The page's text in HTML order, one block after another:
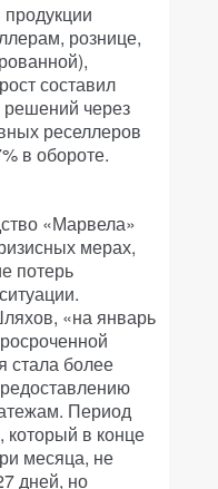
рознице,
составил
решений через
реселлеров
в обороте.
«Марвела»
мерах,
потерь
«на январь
стала более
Период
который в конце
месяца, не
дней, но